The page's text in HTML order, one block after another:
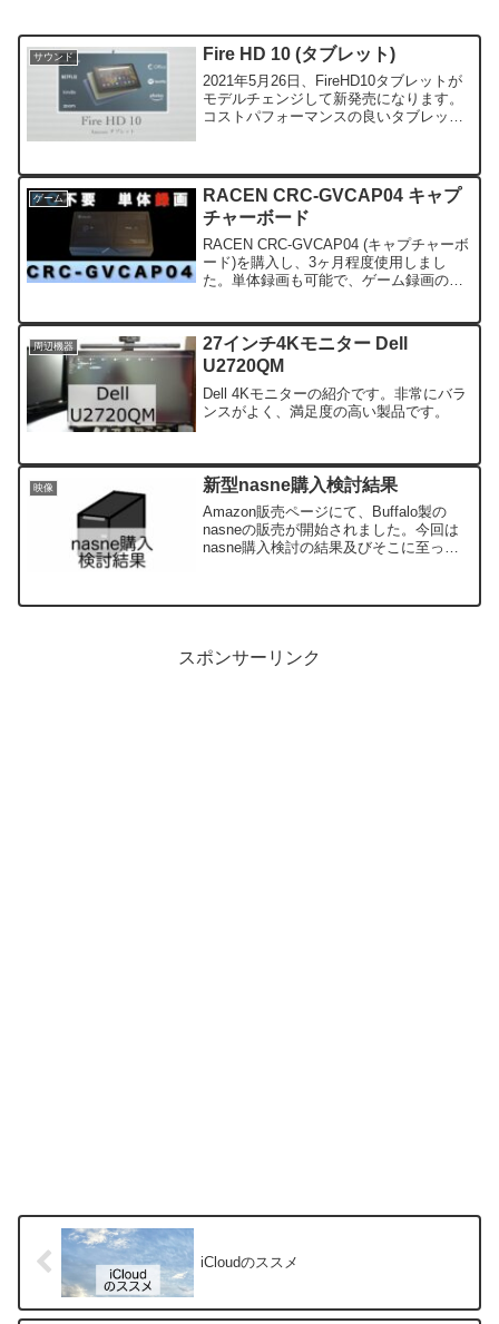
サウンド Fire HD 10 (タブレット)
2021年5月26日、FireHD10タブレットが
モデルチェンジして新発売になります。
コストパフォーマンスの良いタブレット
ゲーム
RACEN CRC-GVCAP04 キャプ
チャーボード
RACEN CRC-GVCAP04 (キャプチャーボ
ード)を購入し、3ヶ月程度使用しまし
た。単体録画も可能で、ゲーム録画のハ
れば読んでみてください。
周辺機器
27インチ4Kモニター Dell
U2720QM
Dell 4Kモニターの紹介です。非常にバラ
ンスがよく、満足度の高い製品です。
映像 新型nasne購入検討結果
Amazon販売ページにて、Buffalo製の
nasneの販売が開始されました。今回は
nasne購入検討の結果及びそこに至った
スポンサーリンク
iCloudのススメ